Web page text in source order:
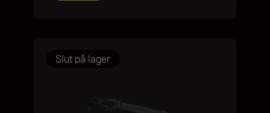
Slut på lager